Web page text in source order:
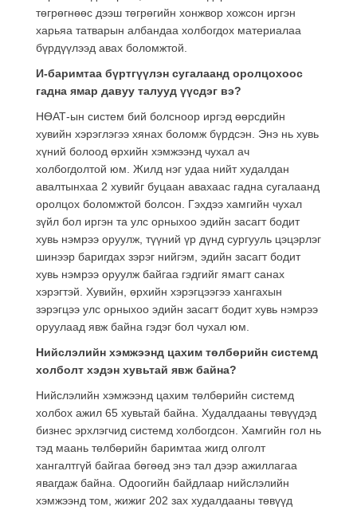
төгрөгнөөс дээш төгрөгийн хонжвор хожсон иргэн
харьяа татварын албандаа холбогдох материалаа
бүрдүүлээд авах боломжтой.
И-баримтаа бүртгүүлэн сугалаанд оролцохоос
гадна ямар давуу талууд үүсдэг вэ?
НӨАТ-ын систем бий болсноор иргэд өөрсдийн
хувийн хэрэглэгээ хянах боломж бүрдсэн. Энэ нь хувь
хүний болоод өрхийн хэмжээнд чухал ач
холбогдолтой юм. Жилд нэг удаа нийт худалдан
авалтынхаа 2 хувийг буцаан авахаас гадна сугалаанд
оролцох боломжтой болсон. Гэхдээ хамгийн чухал
зүйл бол иргэн та улс орныхоо эдийн засагт бодит
хувь нэмрээ оруулж, түүний үр дүнд сургууль цэцэрлэг
шинээр баригдах зэрэг нийгэм, эдийн засагт бодит
хувь нэмрээ оруулж байгаа гэдгийг ямагт санах
хэрэгтэй. Хувийн, өрхийн хэрэгцээгээ хангахын
зэрэгцээ улс орныхоо эдийн засагт бодит хувь нэмрээ
оруулаад явж байна гэдэг бол чухал юм.
Нийслэлийн хэмжээнд цахим төлбөрийн системд
холболт хэдэн хувьтай явж байна?
Нийслэлийн хэмжээнд цахим төлбөрийн системд
холбох ажил 65 хувьтай байна. Худалдааны төвүүдэд
бизнес эрхлэгчид системд холбогдсон. Хамгийн гол нь
тэд маань төлбөрийн баримтаа жигд олголт
хангалтгүй байгаа бөгөөд энэ тал дээр ажиллагаа
явагдаж байна. Одоогийн байдлаар нийслэлийн
хэмжээнд том, жижиг 202 зах худалдааны төвүүд